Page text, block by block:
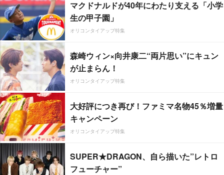
マクドナルドが40年にわたり支える「小学
生の甲子園」
オリコンタイアップ特集
森崎ウィン×向井康二“両片思い”にキュン
が止まらん！
オリコンタイアップ特集
大好評につき再び！ファミマ名物45％増量
キャンペーン
オリコンタイアップ特集
SUPER★DRAGON、自ら描いた”レトロ
フューチャー”